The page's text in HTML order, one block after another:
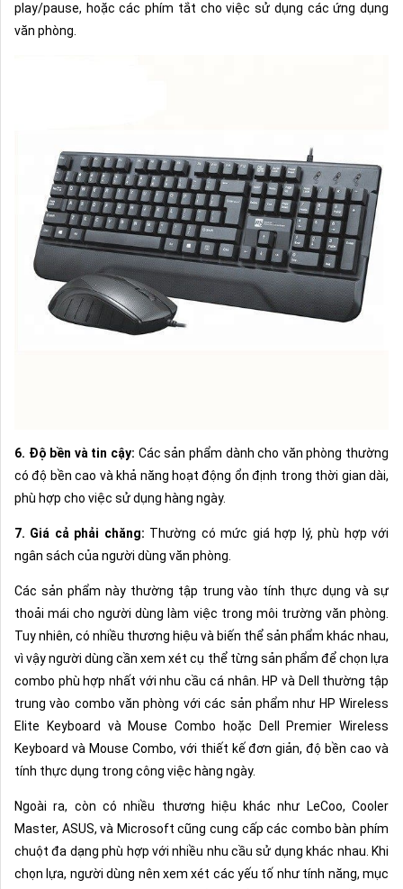
play/pause, hoặc các phím tắt cho việc sử dụng các ứng dụng
văn phòng.
6. Độ bền và tin cậy: Các sản phẩm dành cho văn phòng thường
có độ bền cao và khả năng hoạt động ổn định trong thời gian dài,
phù hợp cho việc sử dụng hàng ngày.
7. Giá cả phải chăng: Thường có mức giá hợp lý, phù hợp với
ngân sách của người dùng văn phòng.
Các sản phẩm này thường tập trung vào tính thực dụng và sự
thoải mái cho người dùng làm việc trong môi trường văn phòng.
Tuy nhiên, có nhiều thương hiệu và biến thể sản phẩm khác nhau,
vì vậy người dùng cần xem xét cụ thể từng sản phẩm để chọn lựa
combo phù hợp nhất với nhu cầu cá nhân. HP và Dell thường tập
trung vào combo văn phòng với các sản phẩm như HP Wireless
Elite Keyboard và Mouse Combo hoặc Dell Premier Wireless
Keyboard và Mouse Combo, với thiết kế đơn giản, độ bền cao và
tính thực dụng trong công việc hàng ngày.
Ngoài ra, còn có nhiều thương hiệu khác như LeCoo, Cooler
Master, ASUS, và Microsoft cũng cung cấp các combo bàn phím
chuột đa dạng phù hợp với nhiều nhu cầu sử dụng khác nhau. Khi
chọn lựa, người dùng nên xem xét các yếu tố như tính năng, mục